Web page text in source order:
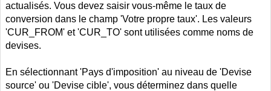
actualisés. Vous devez saisir vous-même le taux de
conversion dans le champ 'Votre propre taux'. Les valeurs
'CUR_FROM' et 'CUR_TO' sont utilisées comme noms de
devises.
En sélectionnant 'Pays d'imposition' au niveau de 'Devise
source' ou 'Devise cible', vous déterminez dans quelle